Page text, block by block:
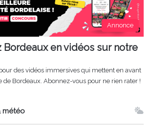
Annonce
Bordeaux en vidéos sur notre
des vidéos immersives qui mettent en avant
de Bordeaux. Abonnez-vous pour ne rien rater !
météo